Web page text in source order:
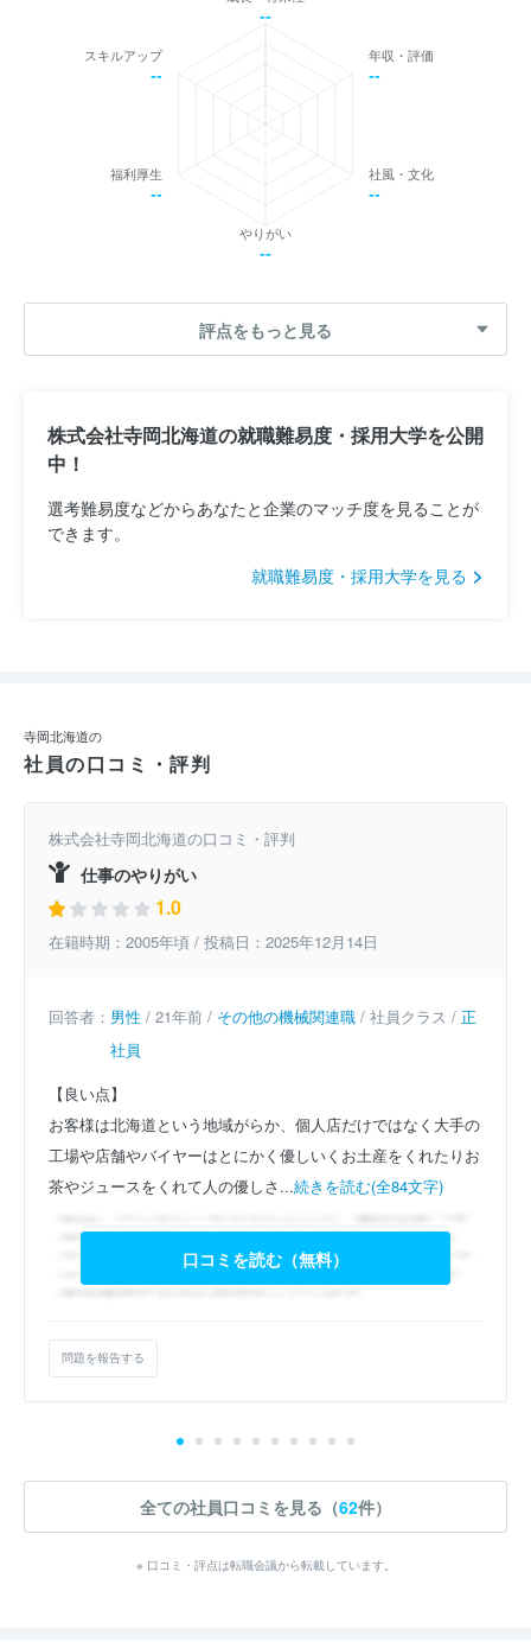
--
年収・評価
--
社風・文化
--
やりがい
--
福利厚生
--
スキルアップ
--
評点をもっと見る
株式会社寺岡北海道の就職難易度・採用大学を公開
中！
選考難易度などからあなたと企業のマッチ度を見ることが
できます。
就職難易度・採用大学を見る
寺岡北海道の
社員の口コミ・評判
株式会社寺岡北海道の口コミ・評判
仕事のやりがい
1.0
在籍時期：2005年頃 / 投稿日：2025年12月14日
回答者： 男性 / 21年前 / その他の機械関連職 / 社員クラス / 正
社員
【良い点】
お客様は北海道という地域がらか、個人店だけではなく大手の
工場や店舗やバイヤーはとにかく優しいくお土産をくれたりお
茶やジュースをくれて人の優しさ...続きを読む(全84文字)
口コミを読む（無料）
問題を報告する
全ての社員口コミを見る（62件）
※ 口コミ・評点は転職会議から転載しています。